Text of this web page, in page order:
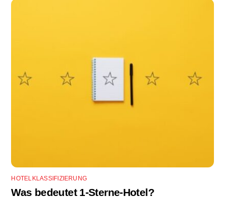
HOTELKLASSIFIZIERUNG
Was bedeutet 1-Sterne-Hotel?